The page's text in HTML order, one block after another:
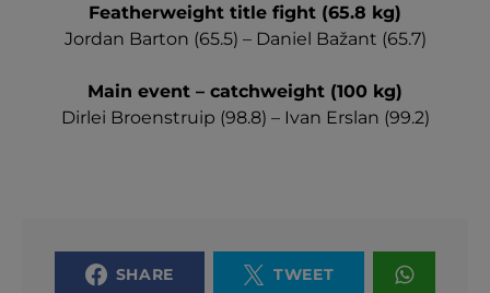
Featherweight title fight (65.8 kg)
Jordan Barton (65.5) – Daniel Bažant (65.7)
Main event – catchweight (100 kg)
Dirlei Broenstruip (98.8) – Ivan Erslan (99.2)
SHARE TWEET